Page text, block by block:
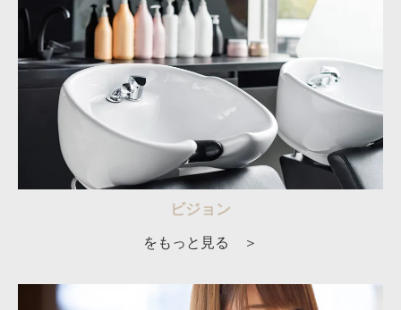
ビジョン
をもっと見る ＞